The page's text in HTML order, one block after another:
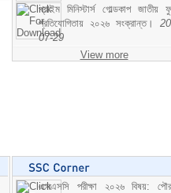
প্রাইম মিনিস্টার্স গোল্ডকাপ জাতীয়
প্রতিযোগিতায় ২০২৬ সংক্রান্ত।
07-29
View more
এসএসসি পরীক্ষা ২০২৬ বিষয়: